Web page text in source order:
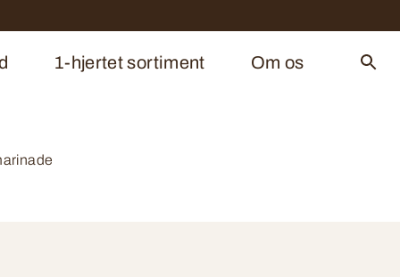
1-hjertet sortiment Om os